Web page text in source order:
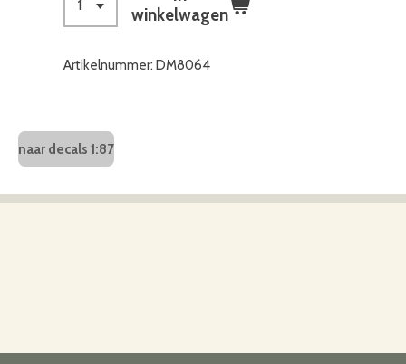
winkelwagen
Artikelnummer: DM8064
naar decals 1:87